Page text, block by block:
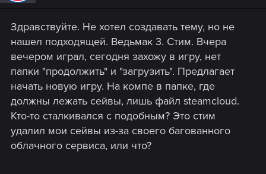
Здравствуйте. Не хотел создавать тему, но не
нашел подходящей. Ведьмак 3. Стим. Вчера
вечером играл, сегодня захожу в игру, нет
папки "продолжить" и "загрузить". Предлагает
начать новую игру. На компе в папке, где
должны лежать сейвы, лишь файл steamcloud.
Кто-то сталкивался с подобным? Это стим
удалил мои сейвы из-за своего багованного
облачного сервиса, или что?